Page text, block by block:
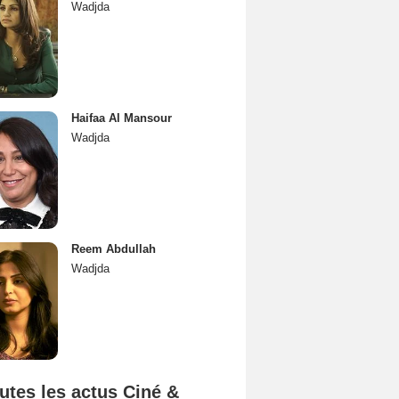
Wadjda
Haifaa Al Mansour
Wadjda
Reem Abdullah
Wadjda
les actus Ciné &